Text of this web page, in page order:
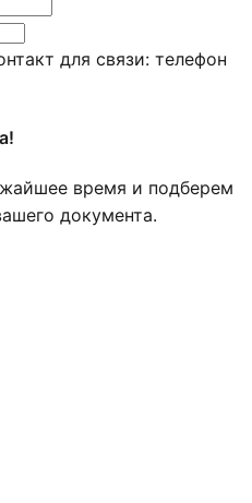
для связи: телефон
время и подберем
документа.